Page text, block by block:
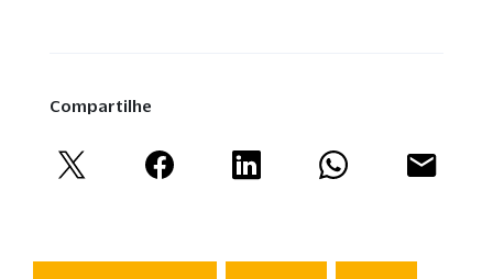
Compartilhe